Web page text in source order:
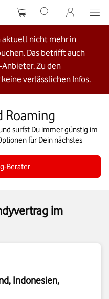
WarenkorbSuche
aktuell nicht mehr in
Das betrifft auch
Zu den
verlässlichen Infos.
Roaming
surfst Du immer günstig im
für Dein nächstes
Berater
im
Indonesien,